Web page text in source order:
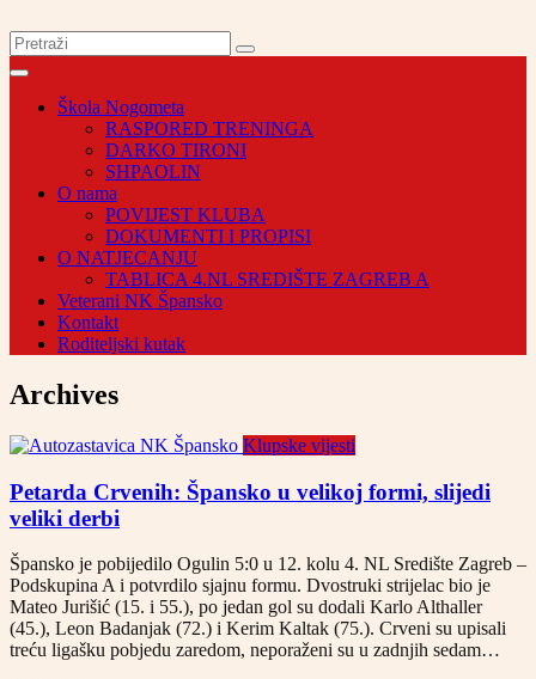
Škola Nogometa
RASPORED TRENINGA
DARKO TIRONI
SHPAOLIN
O nama
POVIJEST KLUBA
DOKUMENTI I PROPISI
O NATJECANJU
TABLICA 4.NL SREDIŠTE ZAGREB A
Veterani NK Špansko
Kontakt
Roditeljski kutak
Archives
Klupske vijesti
Petarda Crvenih: Špansko u velikoj formi, slijedi
veliki derbi
Špansko je pobijedilo Ogulin 5:0 u 12. kolu 4. NL Središte Zagreb –
Podskupina A i potvrdilo sjajnu formu. Dvostruki strijelac bio je
Mateo Jurišić (15. i 55.), po jedan gol su dodali Karlo Althaller
(45.), Leon Badanjak (72.) i Kerim Kaltak (75.). Crveni su upisali
treću ligašku pobjedu zaredom, neporaženi su u zadnjih sedam…